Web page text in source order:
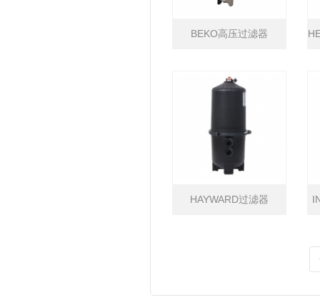
BEKO高压过滤器
HAYWARD过滤器